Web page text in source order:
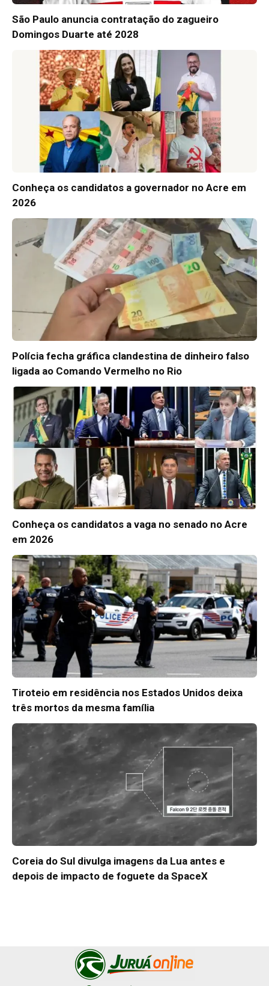
São Paulo anuncia contratação do zagueiro
Domingos Duarte até 2028
Conheça os candidatos a governador no Acre em
2026
Polícia fecha gráfica clandestina de dinheiro falso
ligada ao Comando Vermelho no Rio
Conheça os candidatos a vaga no senado no Acre
em 2026
Tiroteio em residência nos Estados Unidos deixa
três mortos da mesma família
Coreia do Sul divulga imagens da Lua antes e
depois de impacto de foguete da SpaceX